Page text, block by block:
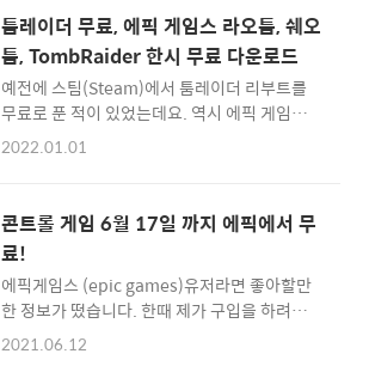
서브 스크린이라는 상단 부분의 미니 LCD 화면
에서 대시보드 처럼 컴퓨터 상태를 확인할 수 있
는 등, 특색이 있는 미니PC일 거라고 예상했는
데요.실제로는 소..
을 했습니다. ㅎㅎ 요즘에는 NFC카드들도 미니
카드 규격으로 나오더군요. 휴대하기도 좋고, 오
른쪽 NFC 인식 컨트롤러에 살짝 올려두고 아미
보를 뽑는 것도 좋은 것 같아서 미니 NFC카드
규격으로 구입했습니다. 선물용으로 이렇게 2
개를 구입했습니다. 대략 이런 느낌이고.. 나열
추가되어서 38~40개 카드셋도 나오고 있는 듯
합니다. 구매 루트는 아래의 링크를 통해 알아보
시면 됩니다...
툼레이더 무료, 에픽 게임스 라오툼, 쉐오
툼, TombRaider 한시 무료 다운로드
예전에 스팀(Steam)에서 툼레이더 리부트를
무료로 푼 적이 있었는데요. 역시 에픽 게임스
(EpicGames)네요. 툼레이더 3종을 2022년 1
Tomb Raider, Shadow of the Tomb
Raider, Tomb Raider GOTY에 '지금 무료' 버
튼이 부터 있습니다. ㅎㅎ 시리즈의 첫작품은 그
냥 툼레이더 입니다. 평가도 가장 좋은 편이죠.
지금 해도 재밌습니다. '받기'를 눌러서 라이브
러리에 등록해두면 평생 무료로 즐길 수 있습니
2022.01.01
콘트롤 게임 6월 17일 까지 에픽에서 무
료!
에픽게임스 (epic games)유저라면 좋아할만
한 정보가 떴습니다. 한때 제가 구입을 하려고
했던 게임이 한시 무료로 풀린 것인데요. 콘트롤
2021.06.12